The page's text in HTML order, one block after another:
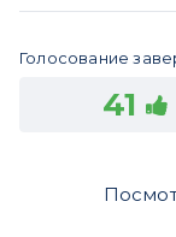
Голосование
41